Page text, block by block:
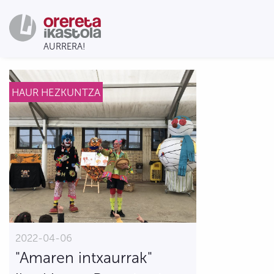
HAUR HEZKUNTZA
2022-04-06
"Amaren intxaurrak"